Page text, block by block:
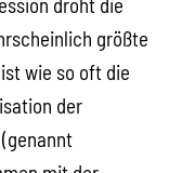
droht die
größte
wie so oft die
der